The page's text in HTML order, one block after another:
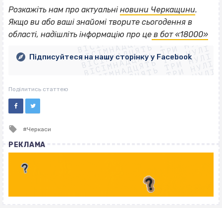
Розкажіть нам про актуальні новини Черкащини.
Якщо ви або ваші знайомі творите сьогодення в
області, надішліть інформацію про це в бот «18000»
ВІСІМНАДЦЯТЬ ТРИ НУЛІ
ВІСІМНАДЦЯТЬ ТРИ НУЛІ
ВІСІМНАДЦЯТЬ ТРИ НУЛІ
ВІСІМНАДЦЯТЬ ТРИ НУЛІ
ВІСІМНАДЦЯТЬ ТРИ НУЛІ
ВІСІМНАДЦЯТЬ ТРИ НУЛІ
ВІСІМНАДЦЯТЬ ТРИ НУЛІ
ВІСІМНАДЦЯТЬ ТРИ НУЛІ
Підписуйтеся на нашу сторінку у Facebook
Поділитись статтею
Tagged
Черкаси
РЕКЛАМА